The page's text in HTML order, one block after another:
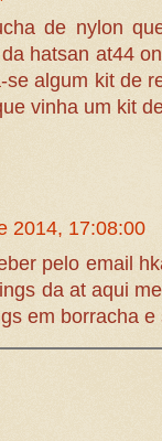
de nylon
hatsan at44
algum kit de
vinha um kit
2014, 17:08:00
pelo email
da at aqui
em borracha e